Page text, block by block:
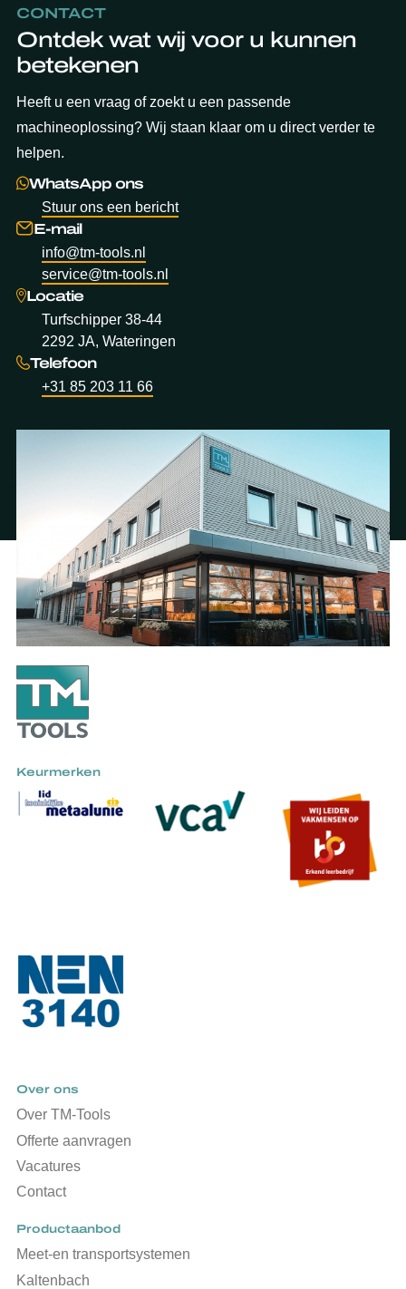
CONTACT
Ontdek wat wij voor u kunnen
betekenen
Heeft u een vraag of zoekt u een passende
machineoplossing? Wij staan klaar om u direct verder te
helpen.
WhatsApp ons
Stuur ons een bericht
E-mail
info@tm-tools.nl
service@tm-tools.nl
Locatie
Turfschipper 38-44
2292 JA, Wateringen
Telefoon
+31 85 203 11 66
Keurmerken
Over ons
Over TM-Tools
Offerte aanvragen
Vacatures
Contact
Productaanbod
Meet-en transportsystemen
Kaltenbach